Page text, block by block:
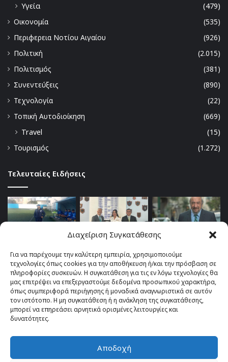
Διαχείριση Συγκατάθεσης
Για να παρέχουμε την καλύτερη εμπειρία, χρησιμοποιούμε
τεχνολογίες όπως cookies για την αποθήκευση ή/και την πρόσβαση σε
πληροφορίες συσκευών. Η συγκατάθεση για τις εν λόγω τεχνολογίες θα
μας επιτρέψει να επεξεργαστούμε δεδομένα προσωπικού χαρακτήρα,
όπως συμπεριφορά περιήγησης ή μοναδικά αναγνωριστικά σε αυτόν
τον ιστότοπο. Η μη συγκατάθεση ή η ανάκληση της συγκατάθεσης,
μπορεί να επηρεάσει αρνητικά ορισμένες λειτουργίες και
δυνατότητες.
Αποδοχή
Υγεία
(479)
Οικονομία
(535)
Περιφερεια Νοτίου Αιγαίου
(926)
Πολιτική
(2.015)
Πολιτισμός
(381)
Συνεντεύξεις
(890)
Τεχνολογία
(22)
Τοπική Αυτοδιοίκηση
(669)
Travel
(15)
Τουρισμός
(1.272)
Τελευταίες Ειδήσεις
© Copyright 2026, All Rights Reserved |TOP fm 102.4